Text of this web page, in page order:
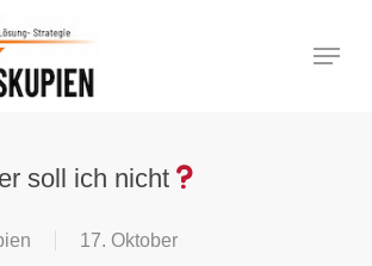
Menu
soll ich nicht
17. Oktober